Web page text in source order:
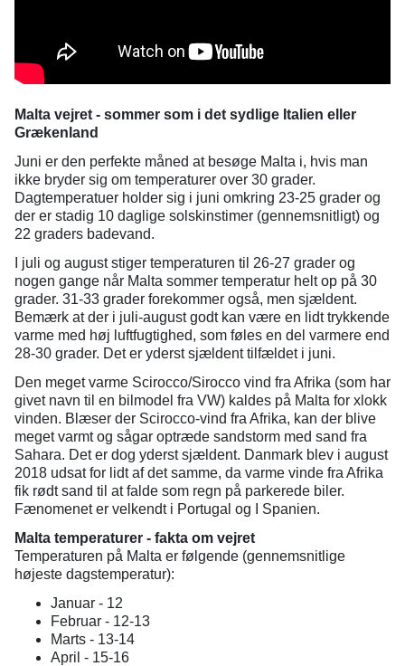
Malta vejret - sommer som i det sydlige Italien eller
Grækenland
Juni er den perfekte måned at besøge Malta i, hvis man
ikke bryder sig om temperaturer over 30 grader.
Dagtemperatuer holder sig i juni omkring 23-25 grader og
der er stadig 10 daglige solskinstimer (gennemsnitligt) og
22 graders badevand.
I juli og august stiger temperaturen til 26-27 grader og
nogen gange når Malta sommer temperatur helt op på 30
grader. 31-33 grader forekommer også, men sjældent.
Bemærk at der i juli-august godt kan være en lidt trykkende
varme med høj luftfugtighed, som føles en del varmere end
28-30 grader. Det er yderst sjældent tilfældet i juni.
Den meget varme Scirocco/Sirocco vind fra Afrika (som har
givet navn til en bilmodel fra VW) kaldes på Malta for xlokk
vinden. Blæser der Scirocco-vind fra Afrika, kan der blive
meget varmt og sågar optræde sandstorm med sand fra
Sahara. Det er dog yderst sjældent. Danmark blev i august
2018 udsat for lidt af det samme, da varme vinde fra Afrika
fik rødt sand til at falde som regn på parkerede biler.
Fænomenet er velkendt i Portugal og I Spanien.
Malta temperaturer - fakta om vejret
Temperaturen på Malta er følgende (gennemsnitlige
højeste dagstemperatur):
Januar - 12
Februar - 12-13
Marts - 13-14
April - 15-16